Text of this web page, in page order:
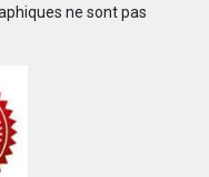
ne sont pas